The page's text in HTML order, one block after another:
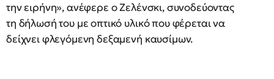
την ειρήνη», ανέφερε ο Ζελένσκι, συνοδεύοντας
τη δήλωσή του με οπτικό υλικό που φέρεται να
δείχνει φλεγόμενη δεξαμενή καυσίμων.